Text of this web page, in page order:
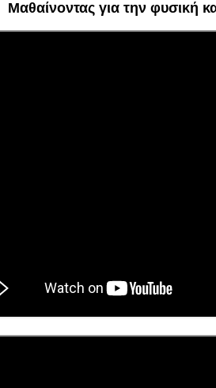
Μαθαίνοντας για την φυσική